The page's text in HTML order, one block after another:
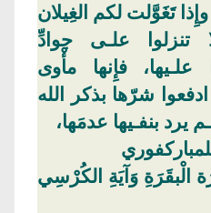
تَغَوَّلت لكم الغِيلان
تنزلوا علـى جوادِّ
فإِنها مأْوى
شرّها بذكر الله
يرد بنفـيها عدمَها،
وَآيَةِ الكُرْسِي